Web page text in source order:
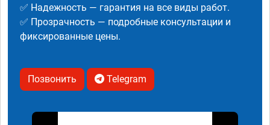
✅ Надежность — гарантия на все виды работ.
✅ Прозрачность — подробные консультации и
фиксированные цены.
Позвонить Telegram